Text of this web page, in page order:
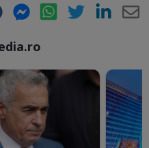
Facebook Messenger WhatsApp Twitter LinkedIn